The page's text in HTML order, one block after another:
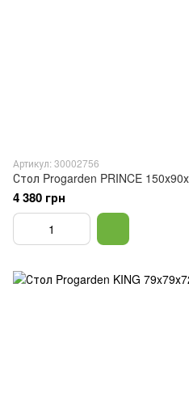
Артикул: 30002756
Стол Progarden PRINCE
4 380 грн